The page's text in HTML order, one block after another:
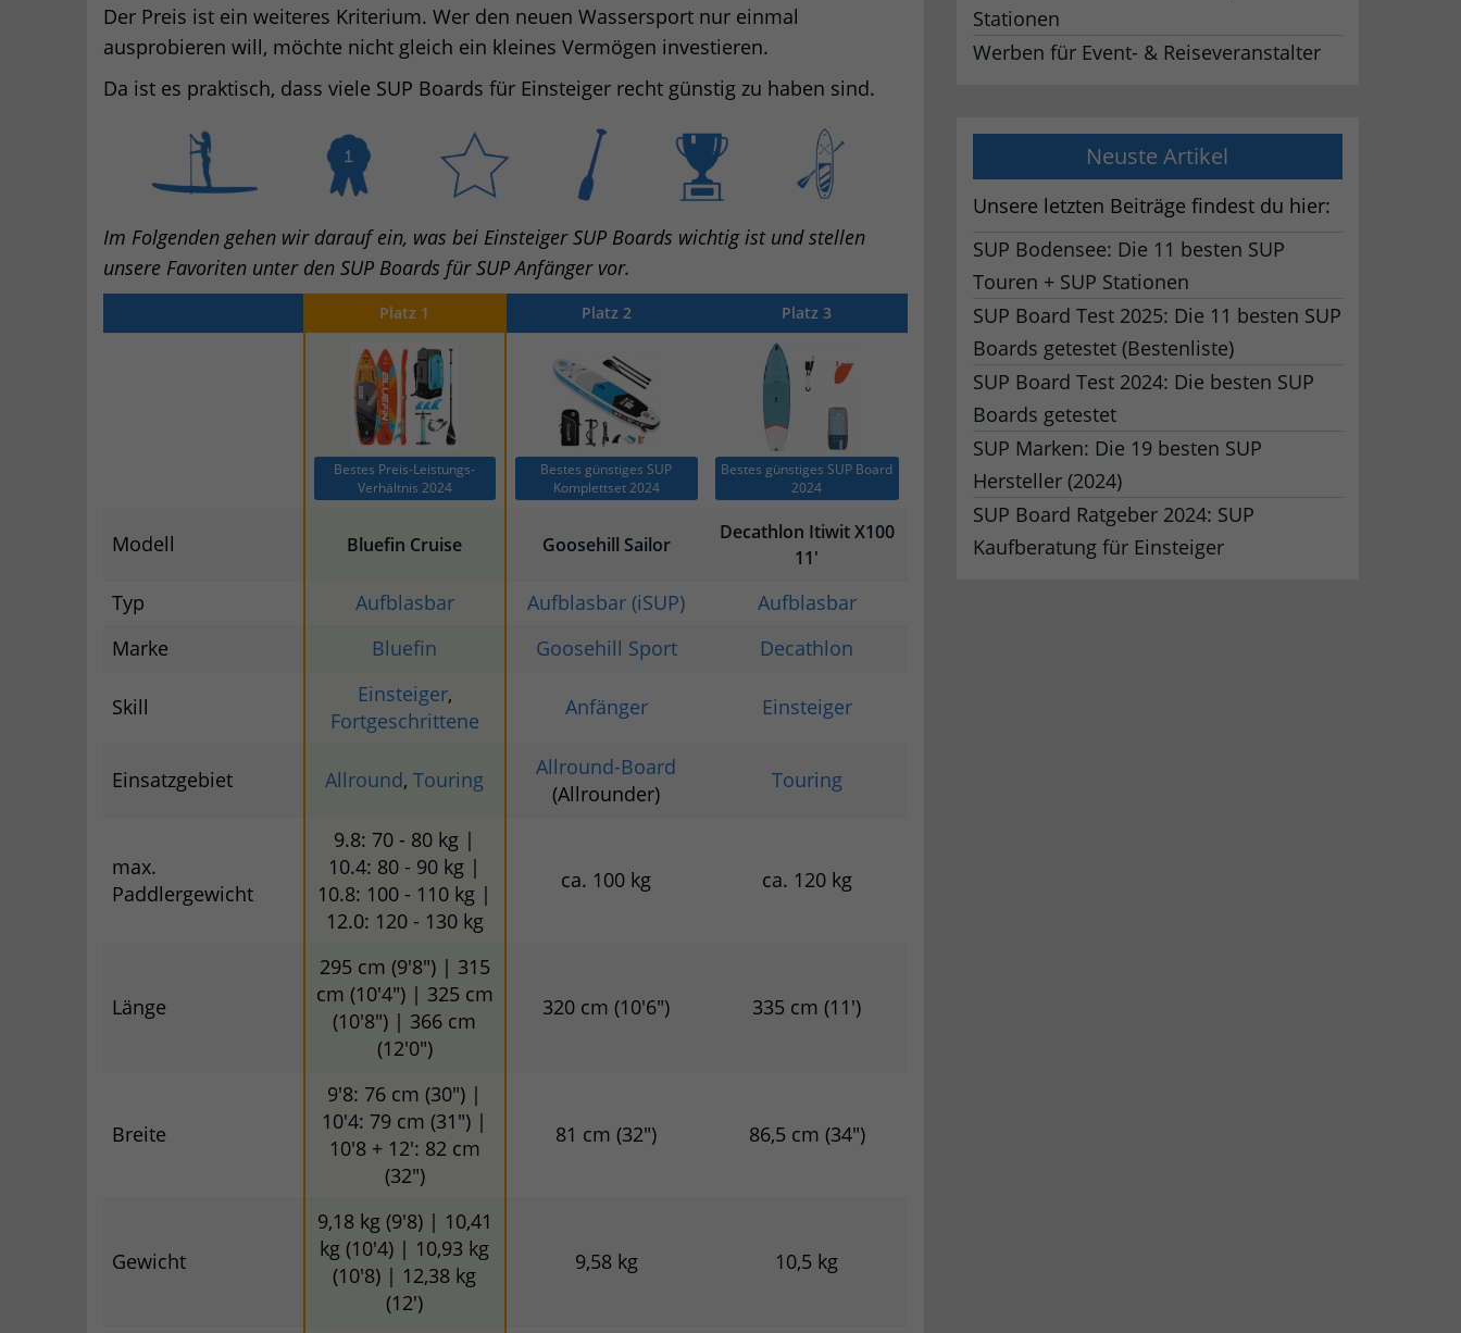
Der Preis ist ein weiteres Kriterium. Wer den neuen Wassersport nur einmal
ausprobieren will, möchte nicht gleich ein kleines Vermögen investieren.
Da ist es praktisch, dass viele SUP Boards für Einsteiger recht günstig zu haben sind.
Im Folgenden gehen wir darauf ein, was bei Einsteiger SUP Boards wichtig ist und stellen
unsere Favoriten unter den SUP Boards für SUP Anfänger vor.
Platz 1 Platz 2 Platz 3
Bestes Preis-Leistungs-
Verhältnis 2024
Bestes günstiges SUP
Komplettset 2024
Bestes günstiges SUP Board
2024
Modell Bluefin Cruise Goosehill Sailor
Decathlon Itiwit X100
11′
Typ Aufblasbar Aufblasbar (iSUP)
Aufblasbar
Marke
Bluefin Goosehill Sport Decathlon
Skill Einsteiger,
Fortgeschrittene
Anfänger Einsteiger
Einsatzgebiet Allround, Touring
Allround-Board
(Allrounder)
Touring
max.
Paddlergewicht
9.8: 70 - 80 kg |
10.4: 80 - 90 kg |
10.8: 100 - 110 kg |
12.0: 120 - 130 kg
ca. 100 kg ca. 120 kg
Länge
295 cm (9'8") | 315
cm (10'4") | 325 cm
(10'8") | 366 cm
(12'0")
320 cm (10'6") 335 cm (11')
Breite
9'8: 76 cm (30") |
10'4: 79 cm (31") |
10'8 + 12': 82 cm
(32")
81 cm (32") 86,5 cm (34")
Gewicht
9,18 kg (9'8) | 10,41
kg (10'4) | 10,93 kg
(10'8) | 12,38 kg
(12')
9,58 kg 10,5 kg
Stationen
Werben für Event- & Reiseveranstalter
Neuste Artikel
Unsere letzten Beiträge findest du hier:
SUP Bodensee: Die 11 besten SUP
Touren + SUP Stationen
SUP Board Test 2025: Die 11 besten SUP
Boards getestet (Bestenliste)
SUP Board Test 2024: Die besten SUP
Boards getestet
SUP Marken: Die 19 besten SUP
Hersteller (2024)
SUP Board Ratgeber 2024: SUP
Kaufberatung für Einsteiger